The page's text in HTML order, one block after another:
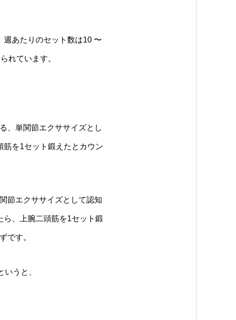
週あたりのセット数は10 〜
れています。
、単関節エクササイズとし
を1セット鍛えたとカウン
節エクササイズとして認知
ら、上腕二頭筋を1セット鍛
です。
うと、